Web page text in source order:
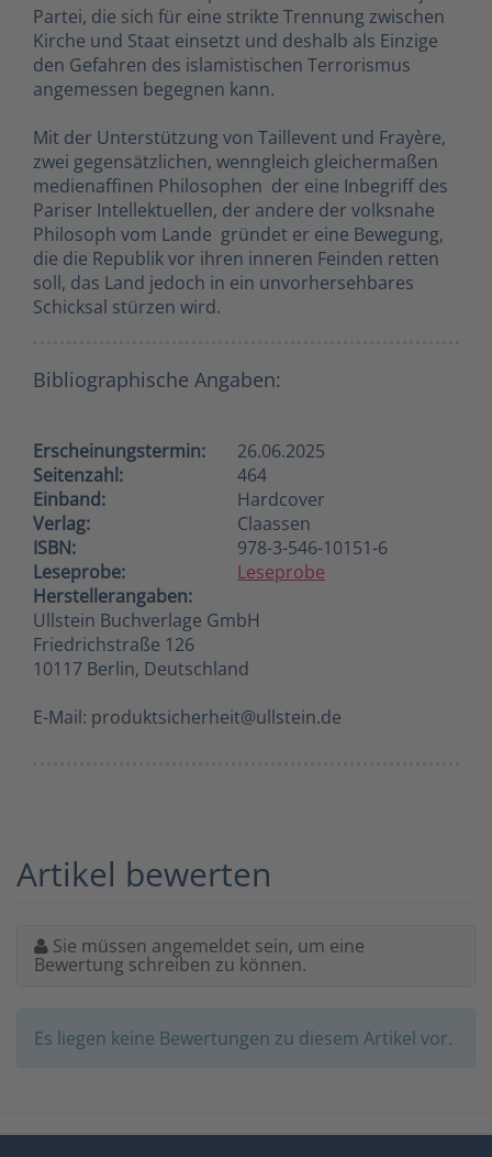
Partei, die sich für eine strikte Trennung zwischen
Kirche und Staat einsetzt und deshalb als Einzige
den Gefahren des islamistischen Terrorismus
angemessen begegnen kann.
Mit der Unterstützung von Taillevent und Frayère,
zwei gegensätzlichen, wenngleich gleichermaßen
medienaffinen Philosophen  der eine Inbegriff des
Pariser Intellektuellen, der andere der volksnahe
Philosoph vom Lande  gründet er eine Bewegung,
die die Republik vor ihren inneren Feinden retten
soll, das Land jedoch in ein unvorhersehbares
Schicksal stürzen wird.
Bibliographische Angaben:
Erscheinungstermin:
26.06.2025
Seitenzahl:
464
Einband:
Hardcover
Verlag:
Claassen
ISBN:
978-3-546-10151-6
Leseprobe:
Leseprobe
Herstellerangaben:
Ullstein Buchverlage GmbH
Friedrichstraße 126
10117 Berlin, Deutschland
E-Mail: produktsicherheit@ullstein.de
Artikel bewerten
Sie müssen angemeldet sein, um eine
Bewertung schreiben zu können.
Es liegen keine Bewertungen zu diesem Artikel vor.